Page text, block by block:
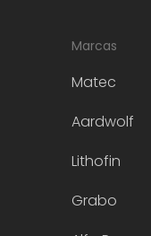
Marcas
Matec
Aardwolf
Lithofin
Grabo